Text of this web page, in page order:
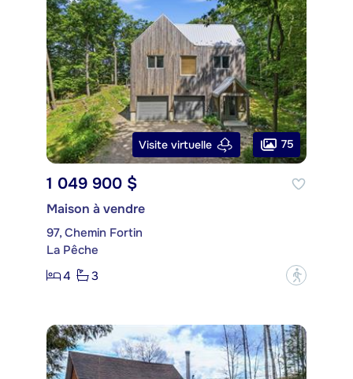
Visite virtuelle 75
1 049 900 $
Maison à vendre
97, Chemin Fortin
La Pêche
4
3 ?